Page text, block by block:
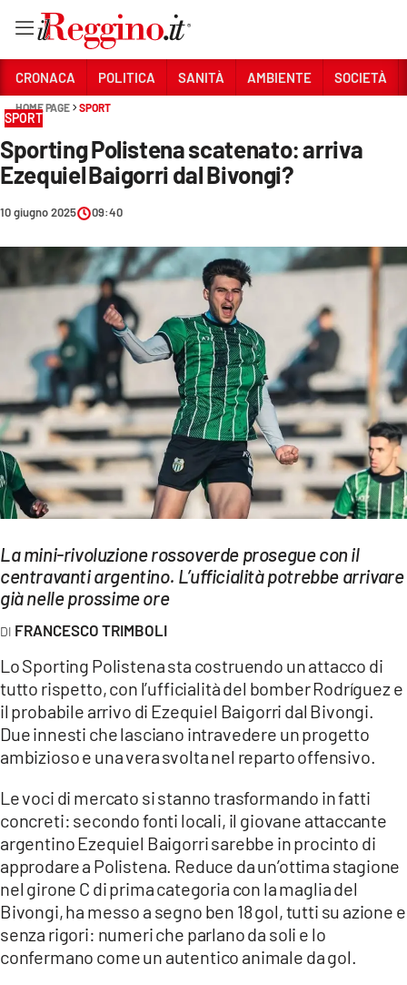
Sezioni
CRONACA
POLITICA
AMBIENTE
SOCIETÀ
CULTURA
ECONOMIA E LAVORO
EVENTI
SPORT
Streaming
LAC TV
LAC NETWORK
LAC ONAIR
LaC
Network
LACPLAY.IT
LACTV.IT
LACONAIR.IT
LACITYMAG.IT
ILREGGINO.IT
COSENZACHANNEL.IT
ILVIBONESE.IT
CRONACA POLITICA SANITÀ AMBIENTE SOCIETÀ
HOME PAGE SPORT
SPORT
Sporting Polistena scatenato: arriva
Ezequiel Baigorri dal Bivongi?
10 giugno 2025 09:40
La mini-rivoluzione rossoverde prosegue con il
centravanti argentino. L’ufficialità potrebbe arrivare
già nelle prossime ore
FRANCESCO TRIMBOLI
Lo Sporting Polistena sta costruendo un attacco di
tutto rispetto, con l’ufficialità del bomber Rodríguez e
il probabile arrivo di Ezequiel Baigorri dal Bivongi.
Due innesti che lasciano intravedere un progetto
ambizioso e una vera svolta nel reparto offensivo.
Le voci di mercato si stanno trasformando in fatti
concreti: secondo fonti locali, il giovane attaccante
argentino Ezequiel Baigorri sarebbe in procinto di
approdare a Polistena. Reduce da un’ottima stagione
nel girone C di prima categoria con la maglia del
Bivongi, ha messo a segno ben 18 gol, tutti su azione e
senza rigori: numeri che parlano da soli e lo
confermano come un autentico animale da gol.